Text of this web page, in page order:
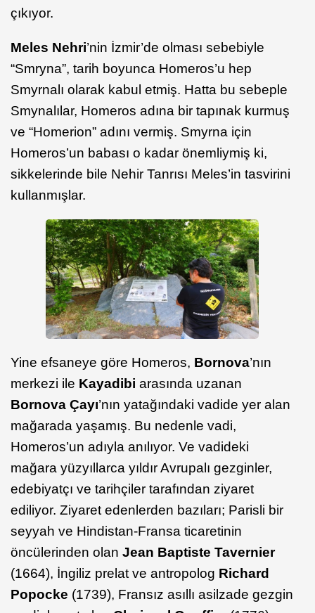
çıkıyor.
Meles Nehri’nin İzmir’de olması sebebiyle
“Smryna”, tarih boyunca Homeros’u hep
Smyrnalı olarak kabul etmiş. Hatta bu sebeple
Smynalılar, Homeros adına bir tapınak kurmuş
ve “Homerion” adını vermiş. Smyrna için
Homeros’un babası o kadar önemliymiş ki,
sikkelerinde bile Nehir Tanrısı Meles’in tasvirini
kullanmışlar.
Yine efsaneye göre Homeros, Bornova’nın
merkezi ile Kayadibi arasında uzanan
Bornova Çayı’nın yatağındaki vadide yer alan
mağarada yaşamış. Bu nedenle vadi,
Homeros’un adıyla anılıyor. Ve vadideki
mağara yüzyıllarca yıldır Avrupalı gezginler,
edebiyatçı ve tarihçiler tarafından ziyaret
ediliyor. Ziyaret edenlerden bazıları; Parisli bir
seyyah ve Hindistan-Fransa ticaretinin
öncülerinden olan Jean Baptiste Tavernier
(1664), İngiliz prelat ve antropolog Richard
Popocke (1739), Fransız asıllı asilzade gezgin